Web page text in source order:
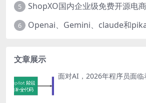
5
6
文章展示
面对AI，2026年程序员面